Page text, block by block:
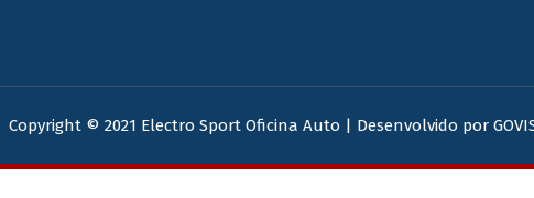
Copyright © 2021 Electro Sport Oficina Auto | Desenvolvido por